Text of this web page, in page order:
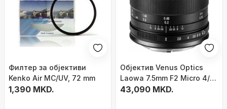
Филтер за објективи
Kenko Air MC/UV, 72 mm
1,390 MKD.
Објектив Venus Optics
Laowa 7.5mm F2 Micro 4/3,
ултра широк, црн
43,090 MKD.